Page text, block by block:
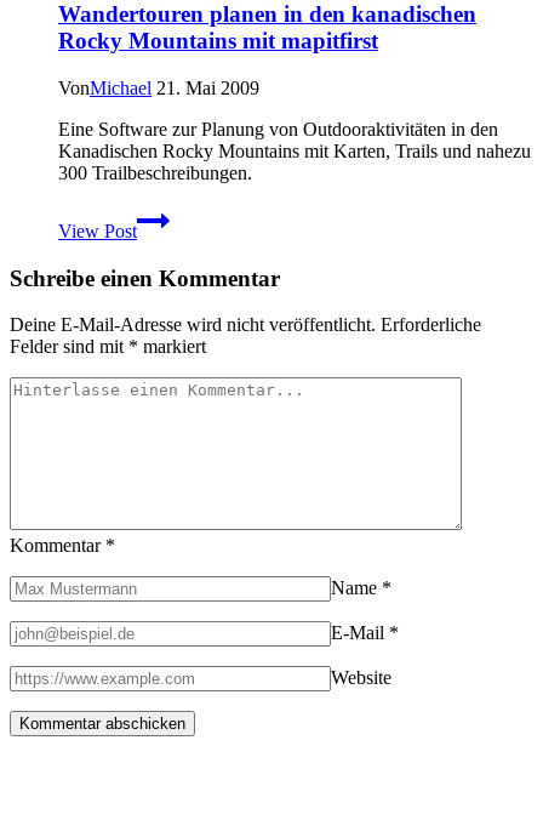
Garmin
Dakota
Garmin
62s
/st
Wandertouren planen in den kanadischen
Rocky Mountains mit mapitfirst
VonMichael 21. Mai 2009
Eine Software zur Planung von Outdooraktivitäten in den
Kanadischen Rocky Mountains mit Karten, Trails und nahezu
300 Trailbeschreibungen.
View Post
Wandertouren
planen
den
Rocky
Mountains
mapitfirst
Schreibe einen Kommentar
Deine E-Mail-Adresse wird nicht veröffentlicht. Erforderliche
Felder sind mit * markiert
Kommentar *
Name *
E-Mail *
Website